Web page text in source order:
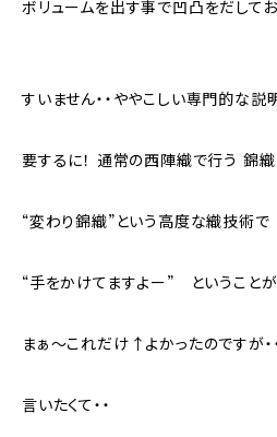
ボリュームを出す事で凹凸をだしてお
すいません・・ややこしい専門的な説明
要するに！ 通常の西陣織で行う 錦
“変わり錦織”という高度な織技術で
“手をかけてますよー” ということが
まぁ〜これだけ↑よかったのですが・
言いたくて・・